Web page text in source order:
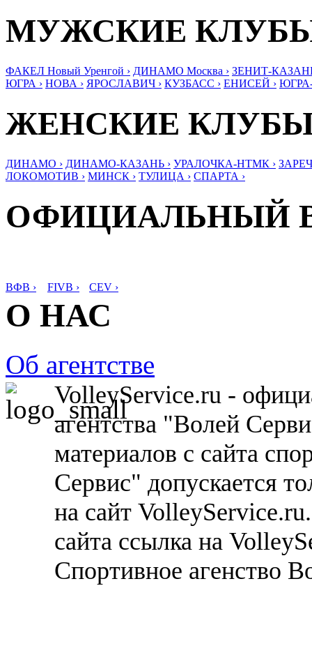
МУЖСКИЕ
ФАКЕЛ Новый Уренгой › ДИНАМО Москва › ЗЕНИТ-
ЮГРА › НОВА › ЯРОСЛАВИЧ › КУЗБАСС › ЕНИСЕЙ ›
ЖЕНСКИЕ
ДИНАМО › ДИНАМО-КАЗАНЬ › УРАЛОЧКА-НТМК ›
ЛОКОМОТИВ › МИНСК › ТУЛИЦА › СПАРТА ›
ОФИЦИАЛЬНЫЙ
ВФВ › FIVB › CEV ›
О НАС
Об агентстве
VolleyService.ru -
агентства "Волей
материалов с сайта
Сервис" допускается
на сайт
сайта ссылка на
Спортивное агенство